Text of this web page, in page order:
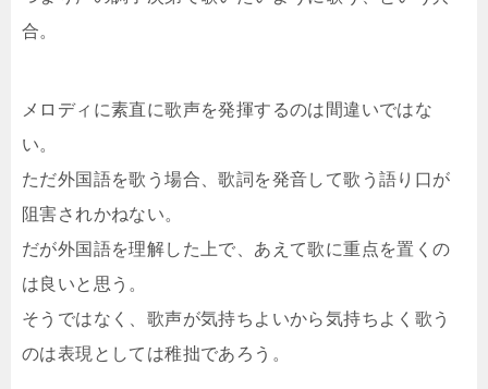
合。
メロディに素直に歌声を発揮するのは間違いではな
い。
ただ外国語を歌う場合、歌詞を発音して歌う語り口が
阻害されかねない。
だが外国語を理解した上で、あえて歌に重点を置くの
は良いと思う。
そうではなく、歌声が気持ちよいから気持ちよく歌う
のは表現としては稚拙であろう。